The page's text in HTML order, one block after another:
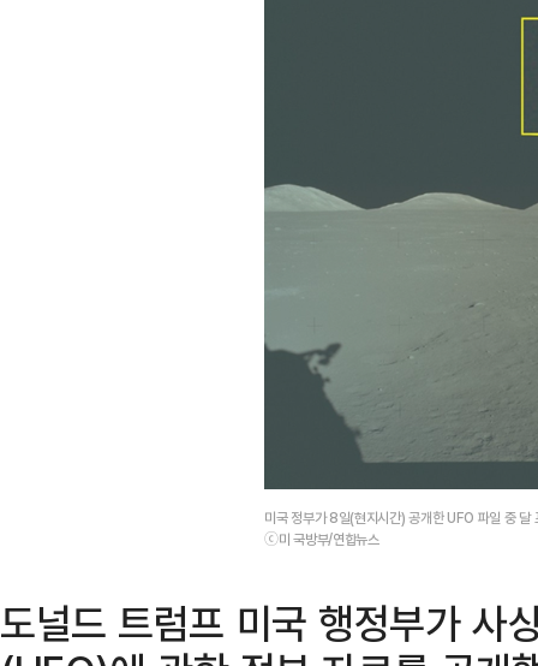
미국 정부가 8일(현지시간) 공개한 UFO 파일 중 달
ⓒ미 국방부/연합뉴스
도널드 트럼프 미국 행정부가 사